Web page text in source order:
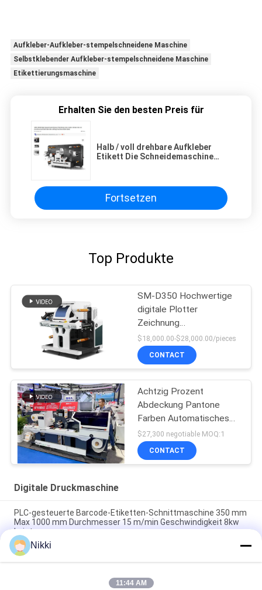
Aufkleber-Aufkleber-stempelschneidene Maschine
Selbstklebender Aufkleber-stempelschneidene Maschine
Etikettierungsmaschine
Erhalten Sie den besten Preis für
Halb / voll drehbare Aufkleber
Etikett Die Schneidemaschine
Fortsetzen
Top Produkte
SM-D350 Hochwertige
digitale Plotter
Zeichnung
Druckdruckschneiden für
Etiketten schneiden
$18,000.00-$28,000.00/pieces
CONTACT
Achtzig Prozent
Abdeckung Pantone
Farben Automatisches
Aufkleber Etikett Die
Cutter
$27,300 negotiable MOQ:1
CONTACT
Digitale Druckmaschine
PLC-gesteuerte Barcode-Etiketten-Schnittmaschine 350 mm
Max 1000 mm Durchmesser 15 m/min Geschwindigkeit 8kw
Leistung
400m/min Max-Speed Die Cutting Sticker Label Maker für
hohe Präzision und Effizienz
Nikki
11:44 AM